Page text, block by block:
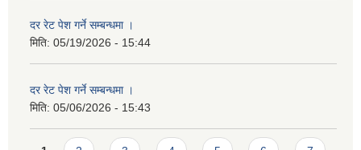
दर रेट पेश गर्ने सम्बन्धमा ।
मिति: 05/19/2026 - 15:44
दर रेट पेश गर्ने सम्बन्धमा ।
मिति: 05/06/2026 - 15:43